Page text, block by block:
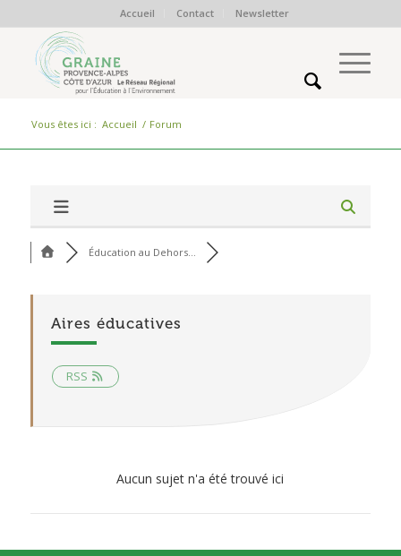
Accueil Contact Newsletter
Vous êtes ici : Accueil / Forum
Éducation au Dehors...
Aires éducatives
RSS
Aucun sujet n'a été trouvé ici